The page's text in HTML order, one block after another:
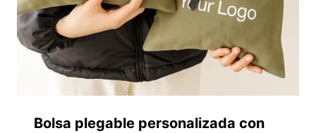
Bolsa plegable personalizada con